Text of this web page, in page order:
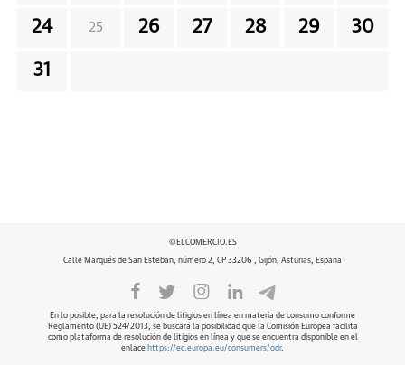
24 25 26 27 28 29 30
31
©ELCOMERCIO.ES
Calle Marqués de San Esteban, número 2, CP 33206 , Gijón, Asturias, España
En lo posible, para la resolución de litigios en línea en materia de consumo conforme
Reglamento (UE) 524/2013, se buscará la posibilidad que la Comisión Europea facilita
como plataforma de resolución de litigios en línea y que se encuentra disponible en el
enlace https://ec.europa.eu/consumers/odr.